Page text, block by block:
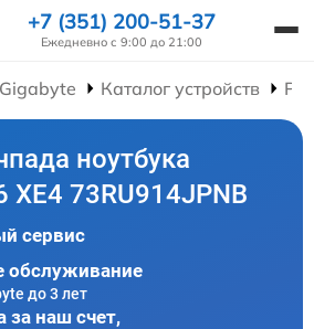
+7 (351) 200-51-37
Ежедневно с 9:00 до 21:00
Каталог устройств
ноутбука
XE4 73RU914JPNB
сервис
обслуживание
до 3 лет
за наш счет,